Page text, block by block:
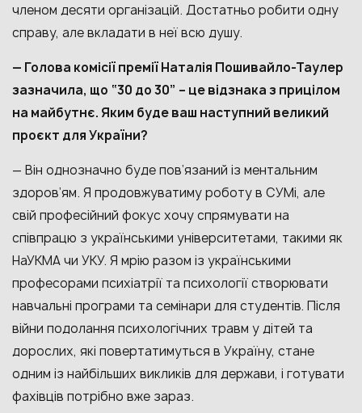
членом десяти організацій. Достатньо робити одну
справу, але вкладати в неї всю душу.
— Голова комісії премії Наталія Пошивайло-Таулер
зазначила, що “30 до 30” – це відзнака з прицілом
на майбутнє. Яким буде ваш наступний великий
проєкт для України?
— Він однозначно буде пов’язаний із ментальним
здоров’ям. Я продовжуватиму роботу в СУМі, але
свій професійний фокус хочу спрямувати на
співпрацю з українськими університетами, такими як
НаУКМА чи УКУ. Я мрію разом із українськими
професорами психіатрії та психології створювати
навчальні програми та семінари для студентів. Після
війни подолання психологічних травм у дітей та
дорослих, які повертатимуться в Україну, стане
одним із найбільших викликів для держави, і готувати
фахівців потрібно вже зараз.